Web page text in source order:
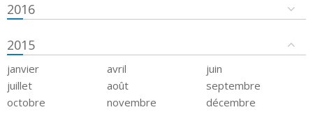
2016
2015
janvier avril
juin
juillet
août
septembre
octobre
novembre décembre